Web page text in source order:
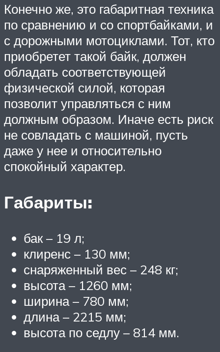
Конечно же, это габаритная техника
по сравнению и со спортбайками, и
с дорожными мотоциклами. Тот, кто
приобретет такой байк, должен
обладать соответствующей
физической силой, которая
позволит управляться с ним
должным образом. Иначе есть риск
не совладать с машиной, пусть
даже у нее и относительно
спокойный характер.
Габариты:
бак – 19 л;
клиренс – 130 мм;
снаряженный вес – 248 кг;
высота – 1260 мм;
ширина – 780 мм;
длина – 2215 мм;
высота по седлу – 814 мм.